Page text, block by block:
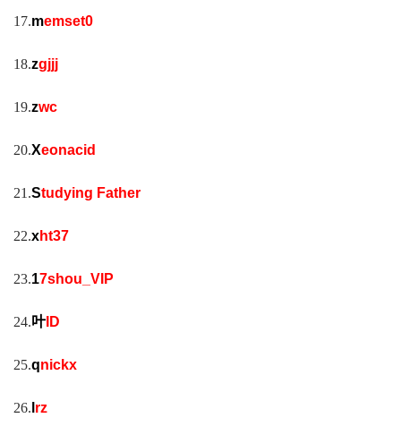
17.memset0
18.zgjjj
19.zwc
20.Xeonacid
21.Studying Father
22.xht37
23.17shou_VIP
24.叶 ID
25.qnickx
26. rz